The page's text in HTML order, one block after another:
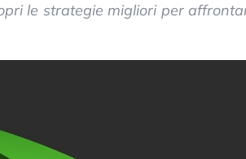
le strategie migliori per